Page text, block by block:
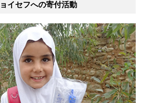
イセフへの寄付活動